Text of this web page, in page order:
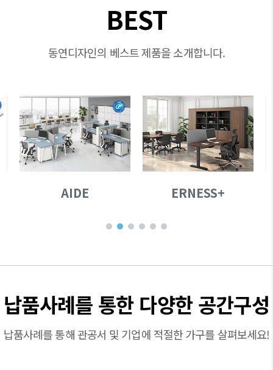
BEST
동연디자인의 베스트 제품을 소개합니다.
ERNESS+ ERGO
납품사례를 통한 다양한 공간구성
납품사례를 통해 관공서 및 기업에 적절한 가구를 살펴보세요!